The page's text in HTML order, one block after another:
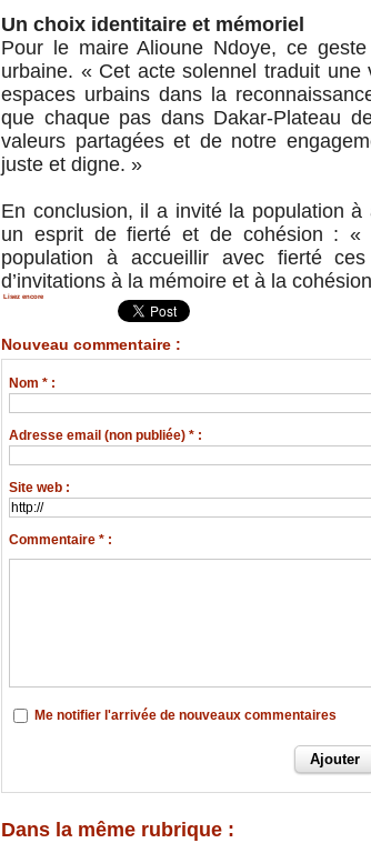
Un choix identitaire et mémoriel
Pour le maire Alioune Ndoye, ce
urbaine. « Cet acte solennel traduit une
espaces urbains dans la
que chaque pas dans Dakar-Plateau
valeurs partagées et de notre
juste et digne. »
En conclusion, il a invité la population
un esprit de fierté et de cohésion : «
population à accueillir avec fierté
d’invitations à la mémoire et à la
Lisez encore
Nouveau commentaire :
Nom * :
Adresse email (non publiée) * :
Site web :
Commentaire * :
Me notifier l'arrivée de nouveaux commentaires
Dans la même rubrique :